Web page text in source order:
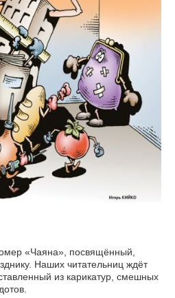
«Чаяна», посвящённый,
ждёт
из карикатур, смешных